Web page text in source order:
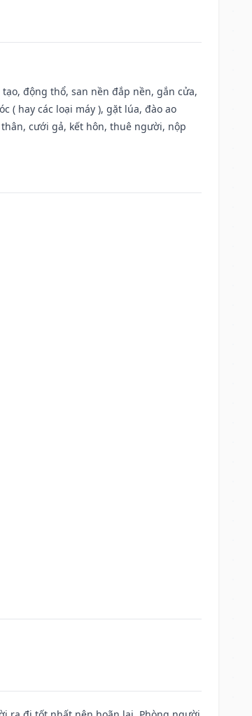
động thổ, san nền đắp nền, gắn cửa,
( hay các loại máy ), gặt lúa, đào ao
cưới gả, kết hôn, thuê người, nộp